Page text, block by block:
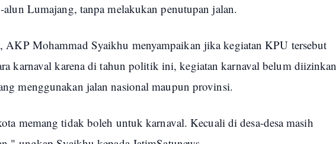
alun Lumajang, tanpa melakukan penutupan jalan.
AKP Mohammad Syaikhu menyampaikan jika kegiatan KPU tersebut
karnaval karena di tahun politik ini, kegiatan karnaval belum diizinkan
menggunakan jalan nasional maupun provinsi.
memang tidak boleh untuk karnaval. Kecuali di desa-desa masih